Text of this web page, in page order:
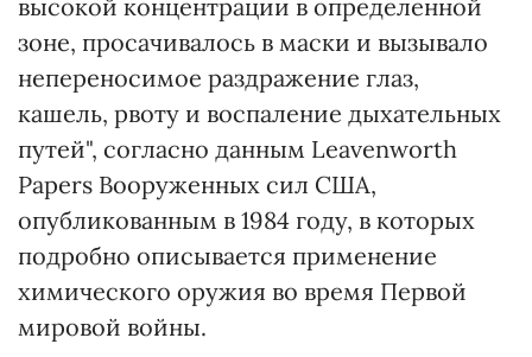
высокой концентрации в определенной
зоне, просачивалось в маски и вызывало
непереносимое раздражение глаз,
кашель, рвоту и воспаление дыхательных
путей", согласно данным Leavenworth
Papers Вооруженных сил США,
опубликованным в 1984 году, в которых
подробно описывается применение
химического оружия во время Первой
мировой войны.